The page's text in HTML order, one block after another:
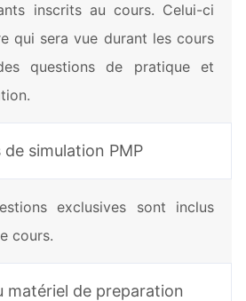
inscrits au cours. Celui-ci
qui sera vue durant les cours
questions de pratique et
de simulation PMP
exclusives sont inclus
cours.
matériel de preparation